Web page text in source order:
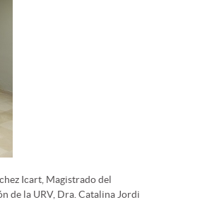
Icart, Magistrado del
de la URV, Dra. Catalina Jordi